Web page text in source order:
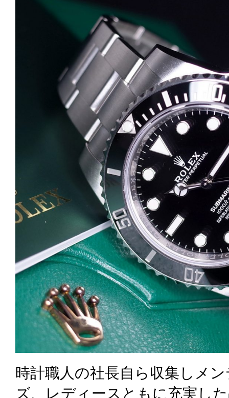
時計職人の社長自ら収集しメ
ズ、レディースともに充実し